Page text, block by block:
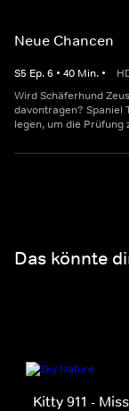
Neue Chancen
S5 Ep.6 • 40 Min. •
Wird Schäferhund
davontragen? Spaniel
legen, um die Prüfung
Das könnte
Kitty 911 -